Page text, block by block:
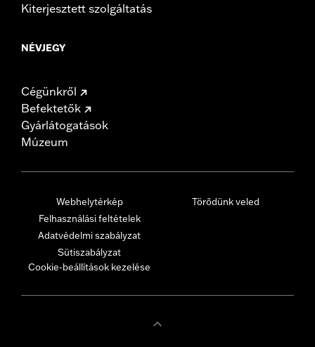
Kiterjesztett szolgáltatás
NÉVJEGY
Cégünkről
Befektetők
Gyárlátogatások
Múzeum
Webhelytérkép
Felhasználási feltételek
Adatvédelmi szabályzat
Sütiszabályzat
Cookie-beállítások kezelése
Törődünk veled